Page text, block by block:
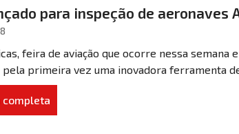
para inspeção de aeronaves
feira de aviação que ocorre nessa semana
primeira vez uma inovadora ferramenta de
completa